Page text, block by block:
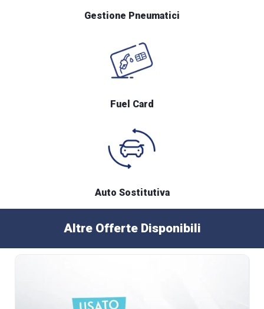
Gestione Pneumatici
Fuel Card
Auto Sostitutiva
Altre Offerte Disponibili